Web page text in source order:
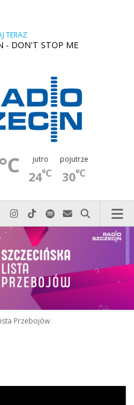
TERAZ
- DON'T STOP ME
°C jutro
24°C
pojutrze
30°C
po prostu do nas zadzwoń
nas na Facebook-u
Odwiedź nas na X
Odwiedź nas na Instagram-ie
Odwiedź nas na TikTok-u
Szukaj nas na Spotify
Wyślij do nas
Szukaj
Przebojów